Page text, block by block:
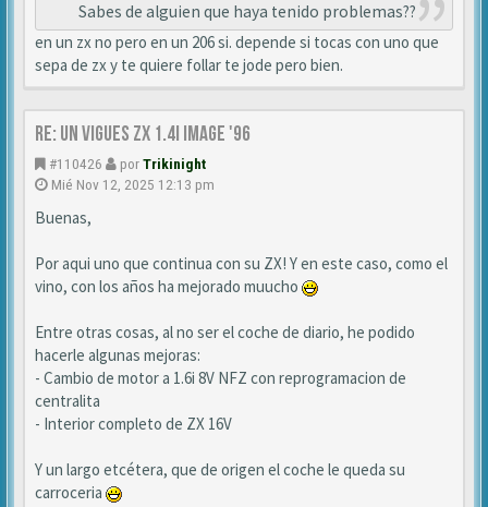
Sabes de alguien que haya tenido problemas??
en un zx no pero en un 206 si. depende si tocas con uno que
sepa de zx y te quiere follar te jode pero bien.
Re: Un vigues ZX 1.4i IMAGE '96
#110426 porTrikinight
Mié Nov 12, 2025 12:13 pm
Buenas,
Por aqui uno que continua con su ZX! Y en este caso, como el
vino, con los años ha mejorado muucho
Entre otras cosas, al no ser el coche de diario, he podido
hacerle algunas mejoras:
- Cambio de motor a 1.6i 8V NFZ con reprogramacion de
centralita
- Interior completo de ZX 16V
Y un largo etcétera, que de origen el coche le queda su
carroceria